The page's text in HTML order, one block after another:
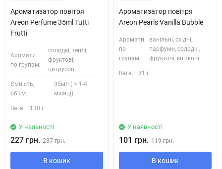
Ароматизатор повітря
Areon Perfume 35ml Tutti
Frutti
Аромати
по групам:
солодкі, теплі,
фруктові,
цитрусові
Ємність,
об'єм:
35мл ( ≈ 1-4
місяці)
Вага: 130 г
У наявності
227 грн. 237 грн.
В кошик
Ароматизатор повітря
Areon Pearls Vanilla Bubble
Аромати
по
групам:
ванільні, східні,
парфуми, солодкі,
фруктові, квіткові
Вага: 31 г
У наявності
101 грн. 119 грн.
В кошик